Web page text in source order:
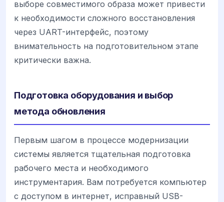
выборе совместимого образа может привести
к необходимости сложного восстановления
через UART-интерфейс, поэтому
внимательность на подготовительном этапе
критически важна.
Подготовка оборудования и выбор
метода обновления
Первым шагом в процессе модернизации
системы является тщательная подготовка
рабочего места и необходимого
инструментария. Вам потребуется компьютер
с доступом в интернет, исправный USB-